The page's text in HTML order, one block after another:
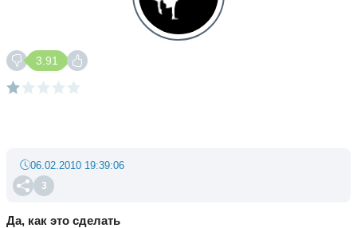
3.91
3
06.02.2010 19:39:06
Да, как это сделать